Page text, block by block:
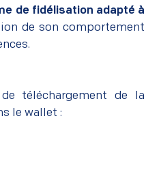
de fidélisation adapté à
de son comportement
téléchargement de la
le wallet :